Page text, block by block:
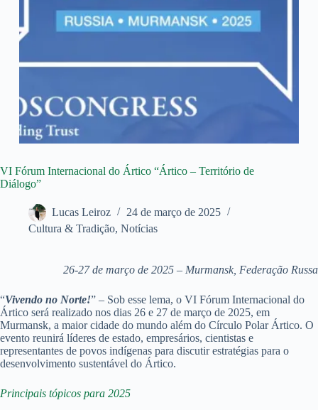
VI Fórum Internacional do Ártico “Ártico – Território de
Diálogo”
Lucas Leiroz
24 de março de 2025
Cultura & Tradição, Notícias
26-27 de março de 2025 – Murmansk, Federação Russa
“Vivendo no Norte!” – Sob esse lema, o VI Fórum Internacional do
Ártico será realizado nos dias 26 e 27 de março de 2025, em
Murmansk, a maior cidade do mundo além do Círculo Polar Ártico. O
evento reunirá líderes de estado, empresários, cientistas e
representantes de povos indígenas para discutir estratégias para o
desenvolvimento sustentável do Ártico.
Principais tópicos para 2025